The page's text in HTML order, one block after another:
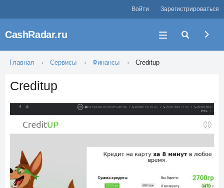
Войти Зарегистрироваться
CashRadar.ru
Главная Сервисы Финансы Creditup
Creditup